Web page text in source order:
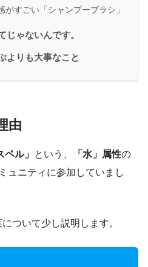
すごい「シャンプーブラシ」
じゃないんです。
よりも大事なこと
由
ペル」 という、 「水」属性の
ュニティに参加していまし
ついて少し説明します。